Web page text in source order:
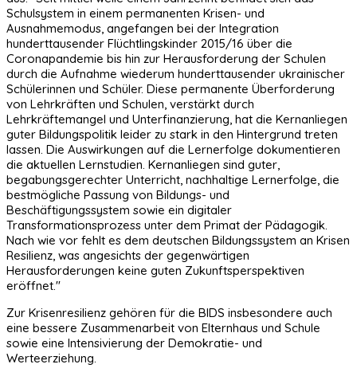
Schulsystem in einem permanenten Krisen- und
Ausnahmemodus, angefangen bei der Integration
hunderttausender Flüchtlingskinder 2015/16 über die
Coronapandemie bis hin zur Herausforderung der Schulen
durch die Aufnahme wiederum hunderttausender ukrainischer
Schülerinnen und Schüler. Diese permanente Überforderung
von Lehrkräften und Schulen, verstärkt durch
Lehrkräftemangel und Unterfinanzierung, hat die Kernanliegen
guter Bildungspolitik leider zu stark in den Hintergrund treten
lassen. Die Auswirkungen auf die Lernerfolge dokumentieren
die aktuellen Lernstudien. Kernanliegen sind guter,
begabungsgerechter Unterricht, nachhaltige Lernerfolge, die
bestmögliche Passung von Bildungs- und
Beschäftigungssystem sowie ein digitaler
Transformationsprozess unter dem Primat der Pädagogik.
Nach wie vor fehlt es dem deutschen Bildungssystem an Krisen
Resilienz, was angesichts der gegenwärtigen
Herausforderungen keine guten Zukunftsperspektiven
eröffnet."
Zur Krisenresilienz gehören für die BIDS insbesondere auch
eine bessere Zusammenarbeit von Elternhaus und Schule
sowie eine Intensivierung der Demokratie- und
Werteerziehung.